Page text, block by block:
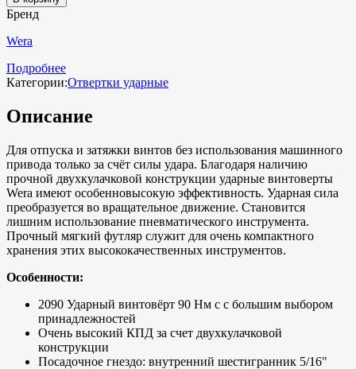
Бренд
Wera
Подробнее
Категории:Отвертки ударные
Описание
Для отпуска и затяжки винтов без использования машинного
привода только за счёт силы удара. Благодаря наличию
прочной двухкулачковой конструкции ударные винтоверты
Wera имеют особенновысокую эффективность. Ударная сила
преобразуется во вращательное движение. Становится
лишним использование пневматического инструмента.
Прочный мягкий футляр служит для очень компактного
хранения этих высококачественных инструментов.
Особенности:
2090 Ударный винтовёрт 90 Нм с с большим выбором
принадлежностей
Очень высокий КПД за счет двухкулачковой
конструкции
Посадочное гнездо: внутренний шестигранник 5/16"